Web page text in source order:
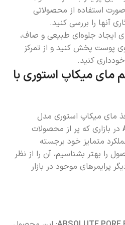
استفاده از محصولاتی
آنها را بررسی کنید.
ایجاد جلوه‌ای طبیعی و صاف،
پوست پخش کنید و از تمرکز
کنید.
مای میکاپ استوری با
مای میکاپ استوری مدل
در بازاری که پر از محصولات
متمایز خود برجسته
را بهتر بشناسیم، آن را از نظر
پرایمرهای موجود در بازار